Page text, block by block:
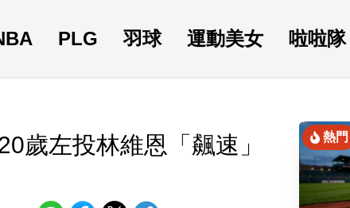
PLG 羽球 運動美女 啦啦隊
歲左投林維恩「飆速」
熱門